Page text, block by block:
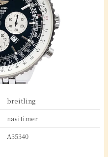
breitling
navitimer
A35340